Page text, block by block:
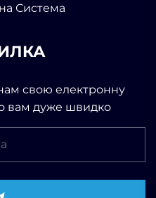
Система
свою електронну
вам дуже швидко